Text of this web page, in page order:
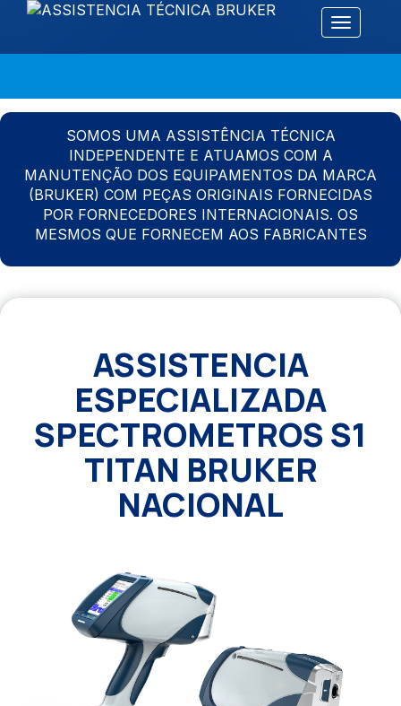
Alternar
SOMOS UMA ASSISTÊNCIA TÉCNICA
INDEPENDENTE E ATUAMOS COM A
MANUTENÇÃO DOS EQUIPAMENTOS DA MARCA
(BRUKER) COM PEÇAS ORIGINAIS FORNECIDAS
POR FORNECEDORES INTERNACIONAIS. OS
MESMOS QUE FORNECEM AOS FABRICANTES
ASSISTENCIA
ESPECIALIZADA
SPECTROMETROS S1
TITAN BRUKER
NACIONAL